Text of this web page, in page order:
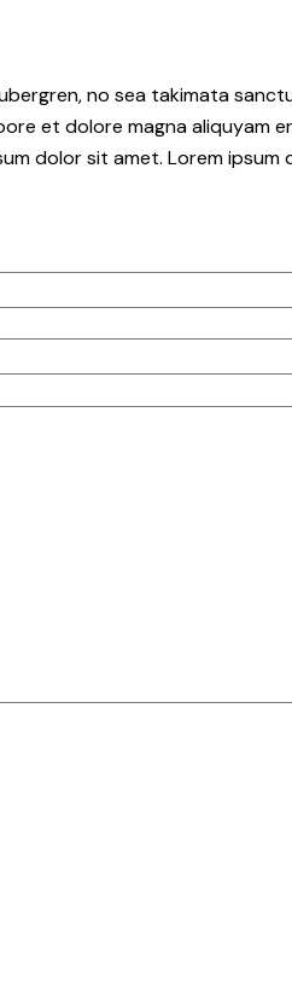
no sea takimata
et dolore magna
dolor sit amet. Lorem